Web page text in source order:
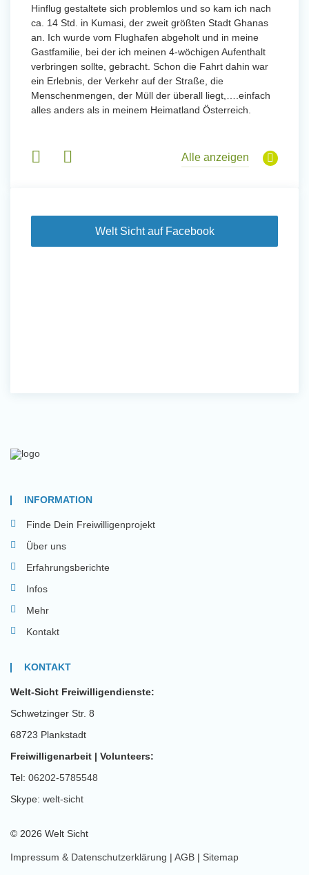
Hinflug gestaltete sich problemlos und so kam ich nach
ca. 14 Std. in Kumasi, der zweit größten Stadt Ghanas
an. Ich wurde vom Flughafen abgeholt und in meine
Gastfamilie, bei der ich meinen 4-wöchigen Aufenthalt
verbringen sollte, gebracht. Schon die Fahrt dahin war
ein Erlebnis, der Verkehr auf der Straße, die
Menschenmengen, der Müll der überall liegt,….einfach
alles anders als in meinem Heimatland Österreich.
Alle anzeigen
Welt Sicht auf Facebook
INFORMATION
Finde Dein Freiwilligenprojekt
Über uns
Erfahrungsberichte
Infos
Mehr
Kontakt
KONTAKT
Welt-Sicht Freiwilligendienste:
Schwetzinger Str. 8
68723 Plankstadt
Freiwilligenarbeit | Volunteers:
Tel: 06202-5785548
Skype: welt-sicht
© 2026 Welt Sicht
Impressum & Datenschutzerklärung | AGB | Sitemap